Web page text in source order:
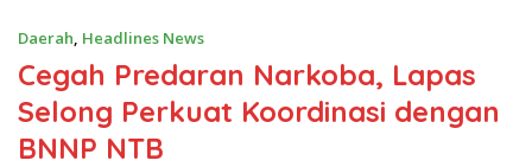
Daerah, Headlines News
Cegah Predaran Narkoba, Lapas
Selong Perkuat Koordinasi dengan
BNNP NTB